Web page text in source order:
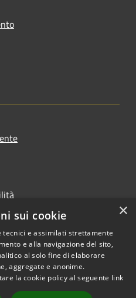
Copyright © 2026 • Comune di
Carloforte • Powered by
Municipium•Accesso
×
sui cookie
tecnici e assimilati strettamente
e alla navigazione del sito,
al solo fine di elaborare
aggregate e anonime.
la cookie policy al seguente link